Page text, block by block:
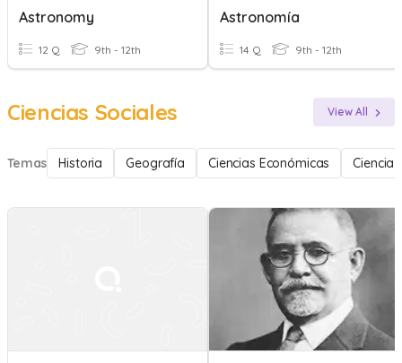
Astronomy
12 Q 9th - 12th
Astronomía
14 Q 9th - 12th
Ciencias Sociales View All
Temas Historia Geografía Ciencias Económicas Ciencia